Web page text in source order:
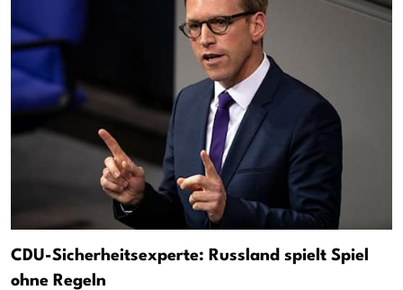
CDU-Sicherheitsexperte: Russland spielt Spiel
ohne Regeln